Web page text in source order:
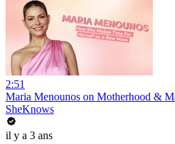
2:51
Maria Menounos on Motherhood &
SheKnows
il y a 3 ans